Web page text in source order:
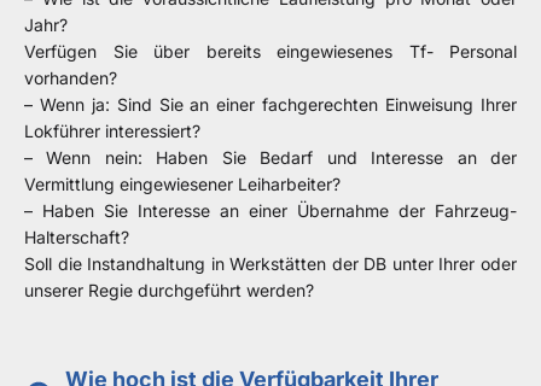
Jahr?
Verfügen Sie über bereits eingewiesenes Tf- Personal
vorhanden?
– Wenn ja: Sind Sie an einer fachgerechten Einweisung Ihrer
Lokführer interessiert?
– Wenn nein: Haben Sie Bedarf und Interesse an der
Vermittlung eingewiesener Leiharbeiter?
– Haben Sie Interesse an einer Übernahme der Fahrzeug-
Halterschaft?
Soll die Instandhaltung in Werkstätten der DB unter Ihrer oder
unserer Regie durchgeführt werden?
Wie hoch ist die Verfügbarkeit Ihrer